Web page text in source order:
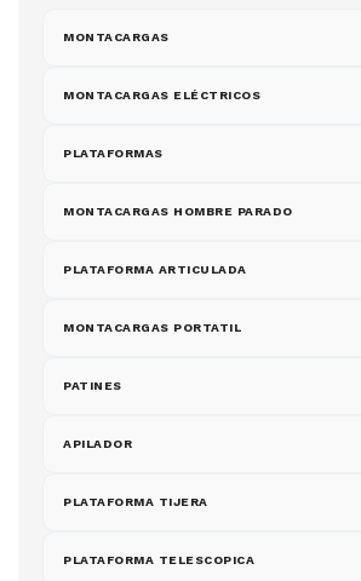
MONTACARGAS
MONTACARGAS ELÉCTRICOS
PLATAFORMAS
MONTACARGAS HOMBRE PARADO
PLATAFORMA ARTICULADA
MONTACARGAS PORTATIL
PATINES
APILADOR
PLATAFORMA TIJERA
PLATAFORMA TELESCOPICA